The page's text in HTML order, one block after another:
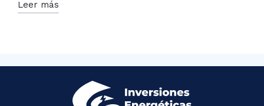
Leer más